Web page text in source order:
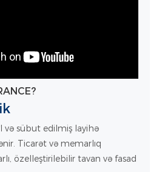
və sübut edilmiş layihə
Ticarət və memarlıq
özelleştirilebilir tavan və fasad